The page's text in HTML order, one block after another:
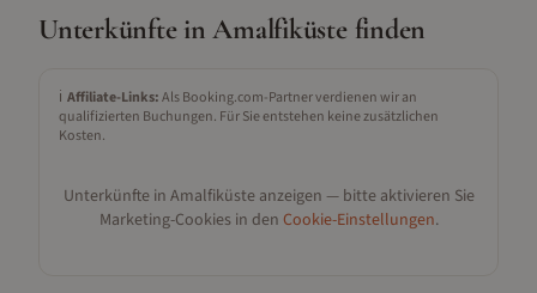
Unterkünfte inAmalfiküstefinden
ℹ️ Affiliate-Links:Als Booking.com-Partner verdienen wir an
qualifizierten Buchungen. Für Sie entstehen keine zusätzlichen
Kosten.
Unterkünfte in Amalfiküsteanzeigen — bitte aktivieren Sie
Marketing-Cookies in den Cookie-Einstellungen.